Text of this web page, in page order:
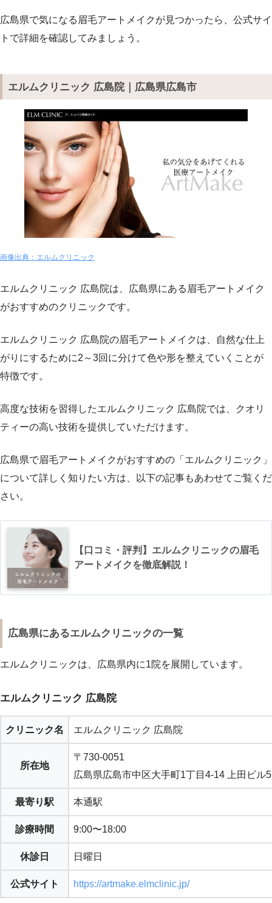
広島県で気になる眉毛アートメイクが見つかったら、公式サイ
トで詳細を確認してみましょう。
エルムクリニック 広島院｜広島県広島市
画像出典：エルムクリニック
エルムクリニック 広島院は、広島県にある眉毛アートメイク
がおすすめのクリニックです。
エルムクリニック 広島院の眉毛アートメイクは、自然な仕上
がりにするために2～3回に分けて色や形を整えていくことが
特徴です。
高度な技術を習得したエルムクリニック 広島院では、クオリ
ティーの高い技術を提供していただけます。
広島県で眉毛アートメイクがおすすめの「エルムクリニック」
について詳しく知りたい方は、以下の記事もあわせてご覧くだ
さい。
【口コミ・評判】エルムクリニックの眉毛
アートメイクを徹底解説！
広島県にあるエルムクリニックの一覧
エルムクリニックは、広島県内に1院を展開しています。
エルムクリニック 広島院
クリニック名 エルムクリニック 広島院
所在地
〒730-0051
広島県広島市中区大手町1丁目4-14 上田ビル
最寄り駅 本通駅
診療時間 9:00〜18:00
休診日 日曜日
公式サイト https://artmake.elmclinic.jp/